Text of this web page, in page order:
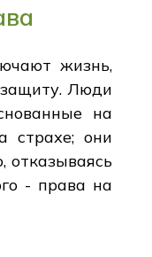
жизнь,
защиту. Люди
на
страхе; они
отказываясь
- права на